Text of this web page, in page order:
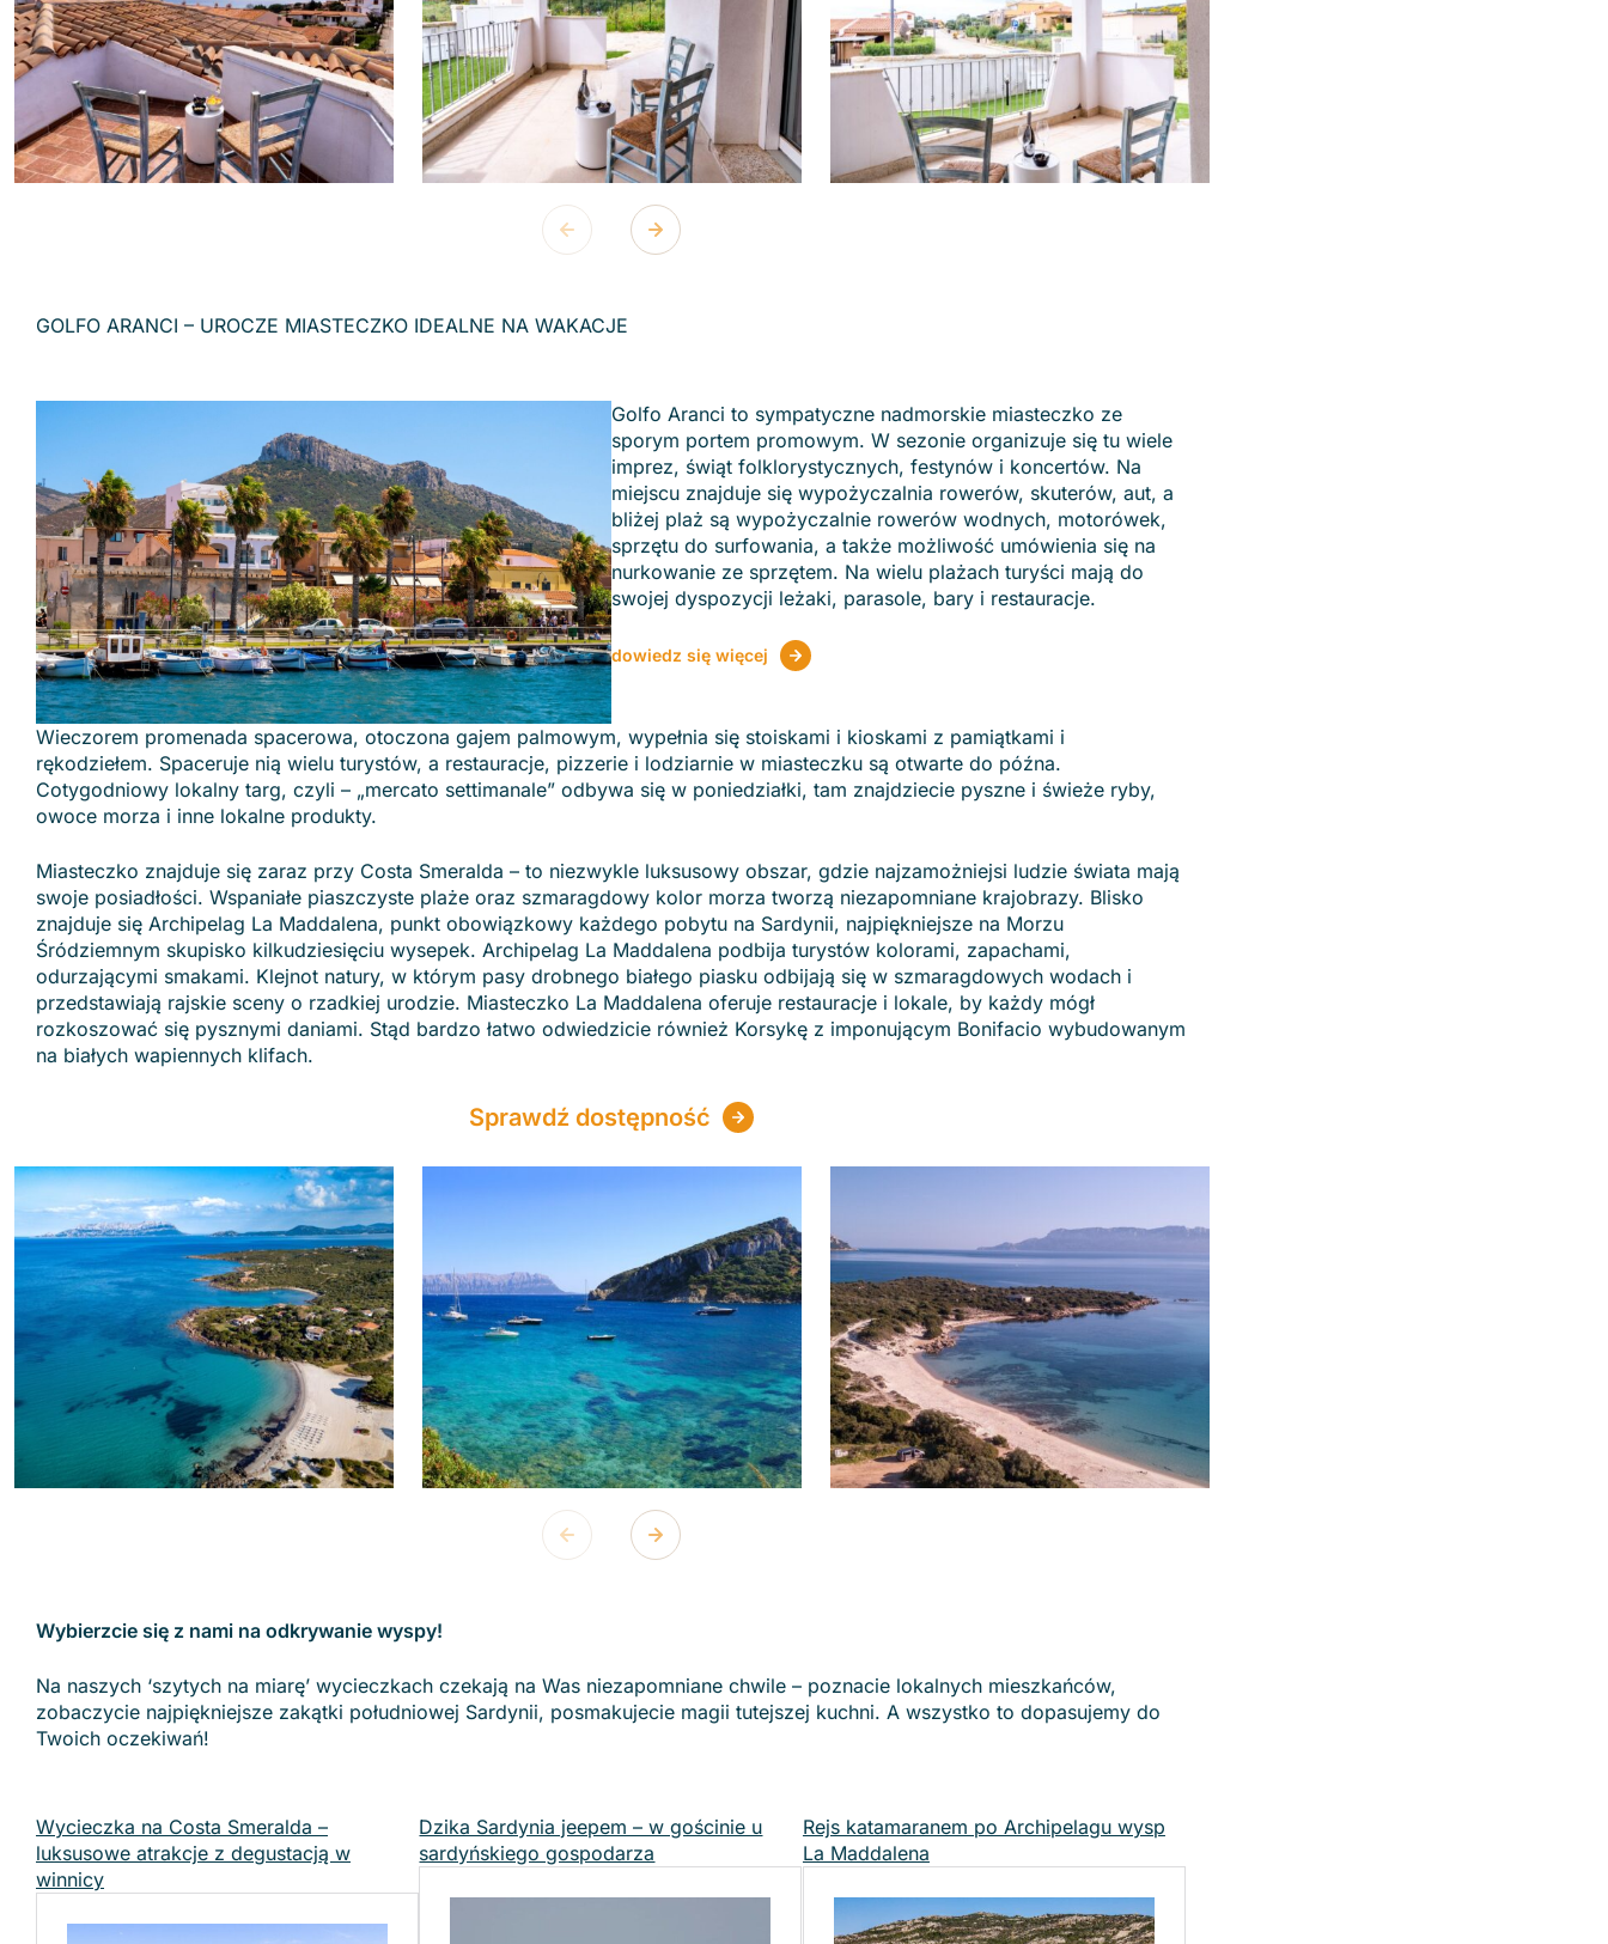
GOLFO ARANCI – UROCZE MIASTECZKO IDEALNE NA WAKACJE
Golfo Aranci to sympatyczne nadmorskie miasteczko ze
sporym portem promowym. W sezonie organizuje się tu wiele
imprez, świąt folklorystycznych, festynów i koncertów. Na
miejscu znajduje się wypożyczalnia rowerów, skuterów, aut, a
bliżej plaż są wypożyczalnie rowerów wodnych, motorówek,
sprzętu do surfowania, a także możliwość umówienia się na
nurkowanie ze sprzętem. Na wielu plażach turyści mają do
swojej dyspozycji leżaki, parasole, bary i restauracje.
dowiedz się więcej
Wieczorem promenada spacerowa, otoczona gajem palmowym, wypełnia się stoiskami i kioskami z pamiątkami i
rękodziełem. Spaceruje nią wielu turystów, a restauracje, pizzerie i lodziarnie w miasteczku są otwarte do późna.
Cotygodniowy lokalny targ, czyli – „mercato settimanale” odbywa się w poniedziałki, tam znajdziecie pyszne i świeże ryby,
owoce morza i inne lokalne produkty.
Miasteczko znajduje się zaraz przy Costa Smeralda – to niezwykle luksusowy obszar, gdzie najzamożniejsi ludzie świata mają
swoje posiadłości. Wspaniałe piaszczyste plaże oraz szmaragdowy kolor morza tworzą niezapomniane krajobrazy. Blisko
znajduje się Archipelag La Maddalena, punkt obowiązkowy każdego pobytu na Sardynii, najpiękniejsze na Morzu
Śródziemnym skupisko kilkudziesięciu wysepek. Archipelag La Maddalena podbija turystów kolorami, zapachami,
odurzającymi smakami. Klejnot natury, w którym pasy drobnego białego piasku odbijają się w szmaragdowych wodach i
przedstawiają rajskie sceny o rzadkiej urodzie. Miasteczko La Maddalena oferuje restauracje i lokale, by każdy mógł
rozkoszować się pysznymi daniami. Stąd bardzo łatwo odwiedzicie również Korsykę z imponującym Bonifacio wybudowanym
na białych wapiennych klifach.
Sprawdź dostępność
Wybierzcie się z nami na odkrywanie wyspy!
Na naszych ‘szytych na miarę’ wycieczkach czekają na Was niezapomniane chwile – poznacie lokalnych mieszkańców,
zobaczycie najpiękniejsze zakątki południowej Sardynii, posmakujecie magii tutejszej kuchni. A wszystko to dopasujemy do
Twoich oczekiwań!
Wycieczka na Costa Smeralda –
luksusowe atrakcje z degustacją w
winnicy
Dzika Sardynia jeepem – w gościnie u
sardyńskiego gospodarza
Rejs katamaranem po Archipelagu wysp
La Maddalena